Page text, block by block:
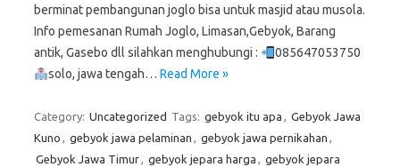
berminat pembangunan joglo bisa untuk masjid atau musola.
Info pemesanan Rumah Joglo, Limasan,Gebyok, Barang
antik, Gasebo dll silahkan menghubungi :
085647053750
solo, jawa tengah… Read More »
Category: Uncategorized Tags: gebyok itu apa , Gebyok Jawa
Kuno , gebyok jawa pelaminan , gebyok jawa pernikahan ,
Gebyok Jawa Timur, gebyok jepara harga , gebyok jepara